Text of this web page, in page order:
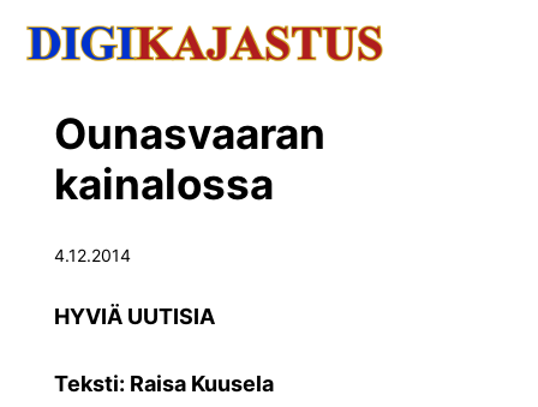
Ounasvaaran
kainalossa
4.12.2014
HYVIÄ UUTISIA
Teksti: Raisa Kuusela